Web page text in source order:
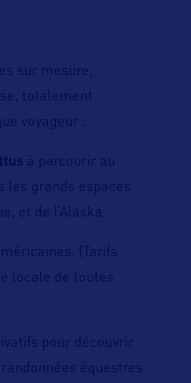
sur mesure,
totalement
voyageur :
à parcourir au
les grands espaces
et de l’Alaska.
(Tarifs
locale de toutes
pour découvrir
équestres